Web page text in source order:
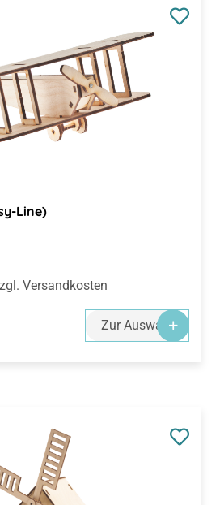
Line)
Versandkosten
Zur Auswahl